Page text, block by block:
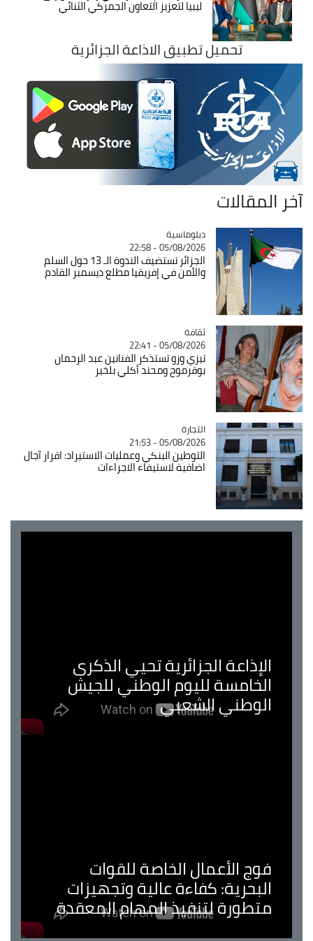
ليبيا لتعزيز التعاون الجمركي الثنائي
تحميل تطبيق الاذاعة الجزائرية
آخر المقالات
Catégorie
دبلوماسية
05/08/2026 - 22:58
الجزائر تستضيف الندوة الـ 13 حول السلم
والأمن في إفريقيا مطلع ديسمبر القادم
Catégorie
ثقافة
05/08/2026 - 22:41
تيزي وزو تستذكر الفنانين عبد الرحمان
بوقرموح ومحند أكلي بلخير
Catégorie
التجارة
05/08/2026 - 21:53
التوطين البنكي وعمليات الاستيراد: اقرار آجال
اضافية لاستيفاء الاجراءات
الإذاعة الجزائرية تحيي الذكرى
الخامسة لليوم الوطني للجيش
الوطني الشعبي
فوج الأعمال الخاصة للقوات
البحرية: كفاءة عالية وتجهيزات
متطورة لتنفيذ المهام المعقدة